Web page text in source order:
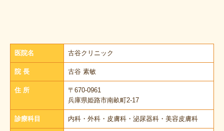
医院名 古谷クリニック
院 長 古谷 素敏
住 所
〒670-0961
兵庫県姫路市南畝町2-17
診療科目 内科・外科・皮膚科・泌尿器科・美容皮膚科